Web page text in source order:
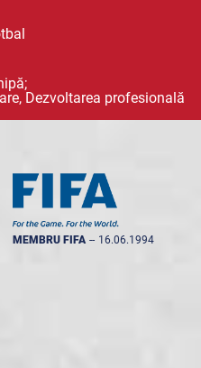
Dezvoltarea profesională
MEMBRU FIFA -- 16.06.1994